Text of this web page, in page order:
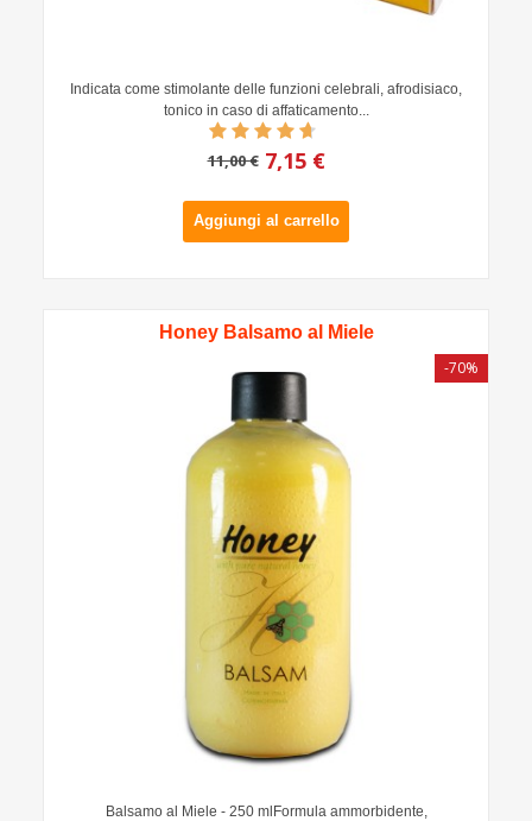
Indicata come stimolante delle funzioni celebrali, afrodisiaco,
tonico in caso di affaticamento...
11,00 € 7,15 €
Aggiungi al carrello
Honey Balsamo al Miele
Balsamo al Miele - 250 mlFormula ammorbidente,
-70%